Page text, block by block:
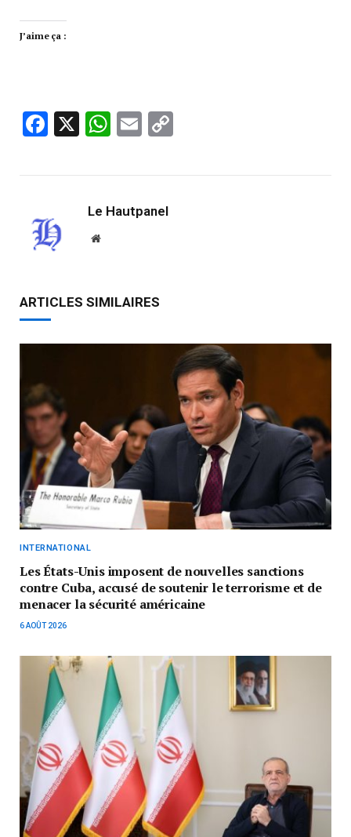
J’aime ça :
Facebook
X WhatsApp
Email
Le Hautpanel
Website
ARTICLES SIMILAIRES
INTERNATIONAL
Les États-Unis imposent de nouvelles sanctions
contre Cuba, accusé de soutenir le terrorisme et de
menacer la sécurité américaine
6 AOÛT 2026